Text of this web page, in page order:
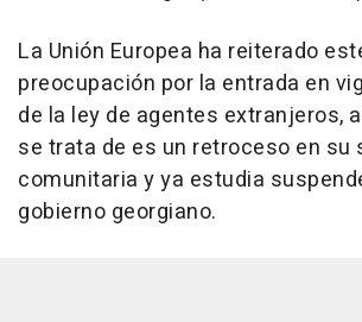
La Unión Europea ha reiterado
preocupación por la entrada en
de la ley de agentes extranjeros,
se trata de es un retroceso en su
comunitaria y ya estudia
gobierno georgiano.